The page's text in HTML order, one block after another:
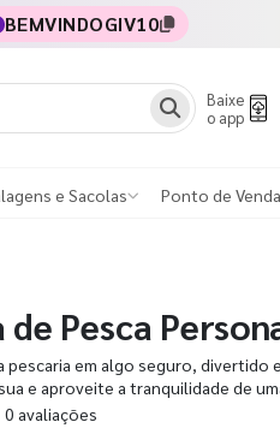
BEMVINDOGIV10
Baixe
o app
e Sacolas Ponto de Venda
de Pesca
pescaria em algo seguro, divertido
e aproveite a tranquilidade de
0 avaliações